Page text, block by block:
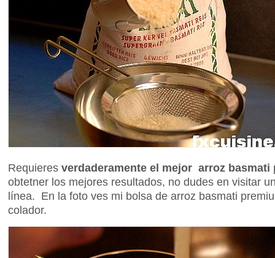
Requieres verdaderamente el mejor arroz basmati
obtetner los mejores resultados, no dudes en visitar
línea. En la foto ves mi bolsa de arroz basmati
colador.